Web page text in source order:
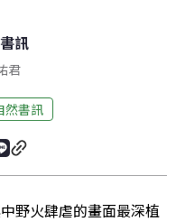
訊
君
然書訊
野火肆虐的畫面最深植